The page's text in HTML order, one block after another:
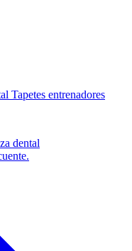
Tapetes entrenadores
dental